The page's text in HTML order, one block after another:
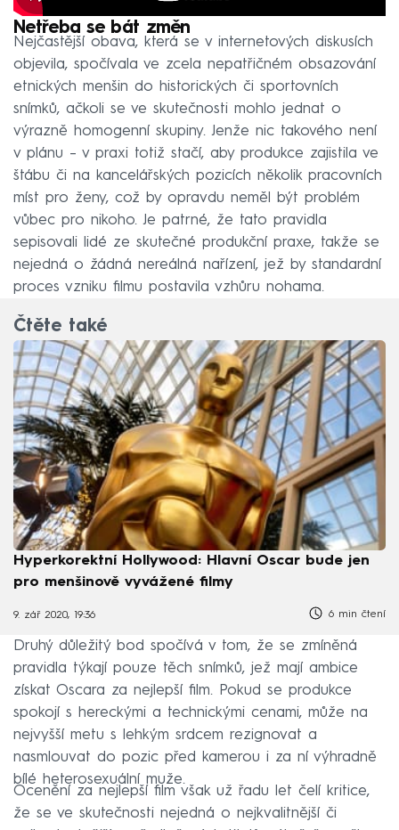
Netřeba se bát změn
Nejčastější obava, která se v internetových diskusích
objevila, spočívala ve zcela nepatřičném obsazování
etnických menšin do historických či sportovních
snímků, ačkoli se ve skutečnosti mohlo jednat o
výrazně homogenní skupiny. Jenže nic takového není
v plánu – v praxi totiž stačí, aby produkce zajistila ve
štábu či na kancelářských pozicích několik pracovních
míst pro ženy, což by opravdu neměl být problém
vůbec pro nikoho. Je patrné, že tato pravidla
sepisovali lidé ze skutečné produkční praxe, takže se
nejedná o žádná nereálná nařízení, jež by standardní
proces vzniku filmu postavila vzhůru nohama.
Čtěte také
Hyperkorektní Hollywood: Hlavní Oscar bude jen
pro menšinově vyvážené filmy
9. zář 2020, 19:36 6 min čtení
Druhý důležitý bod spočívá v tom, že se zmíněná
pravidla týkají pouze těch snímků, jež mají ambice
získat Oscara za nejlepší film. Pokud se produkce
spokojí s hereckými a technickými cenami, může na
nejvyšší metu s lehkým srdcem rezignovat a
nasmlouvat do pozic před kamerou i za ní výhradně
bílé heterosexuální muže.
Ocenění za nejlepší film však už řadu let čelí kritice,
že se ve skutečnosti nejedná o nejkvalitnější či